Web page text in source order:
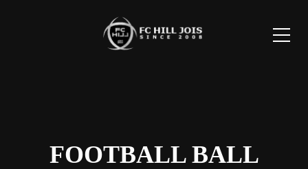
FOOTBALL BALL